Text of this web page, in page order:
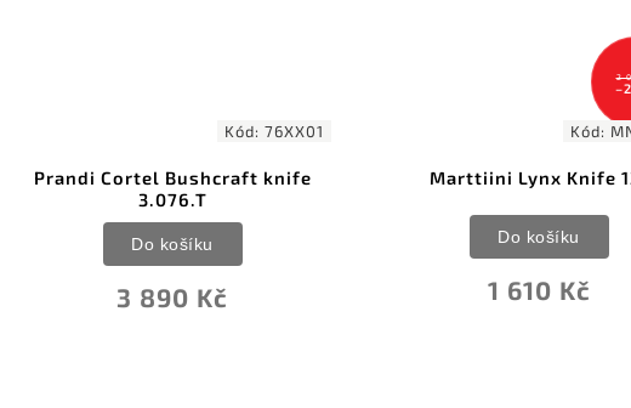
Kód: 76XX01
Prandi Cortel Bushcraft knife
3.076.T
3 890 Kč
Do košíku
2
Kód:
Marttiini Lynx Knife
1 610 Kč
Do košíku